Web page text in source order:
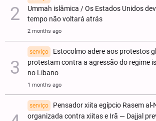
Ummah islâmica / Os Estados Unidos
tempo não voltará atrás
2 months ago
serviço
Estocolmo adere aos protestos
protestam contra a agressão do regime
no Líbano
1 months ago
serviço
Pensador xiita egípcio Rasem
organizada contra xiitas e Irã — Dajjal